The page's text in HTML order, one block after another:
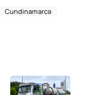
Cundinamarca